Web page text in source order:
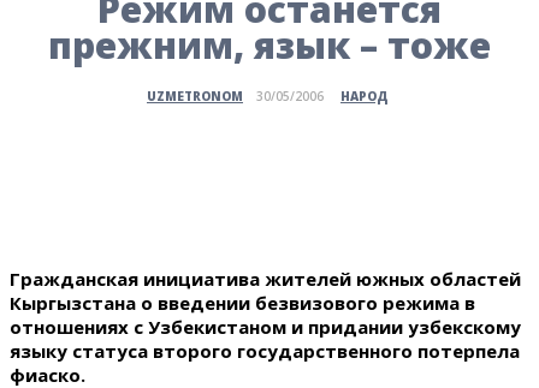
прежним, язык – тоже
UZMETRONOM 30/05/2006 НАРОД
Гражданская инициатива жителей южных областей
Кыргызстана о введении безвизового режима в
отношениях с Узбекистаном и придании узбекскому
языку статуса второго государственного потерпела
фиаско.